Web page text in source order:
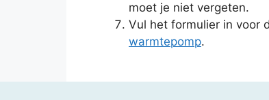
moet je niet vergeten.
Vul het formulier in voor
warmtepomp.